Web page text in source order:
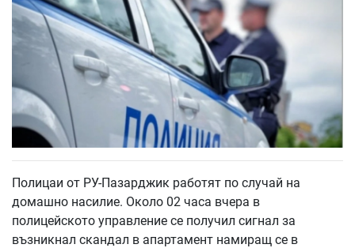
Полицаи от РУ-Пазарджик работят по случай на
домашно насилие. Около 02 часа вчера в
полицейското управление се получил сигнал за
възникнал скандал в апартамент намиращ се в